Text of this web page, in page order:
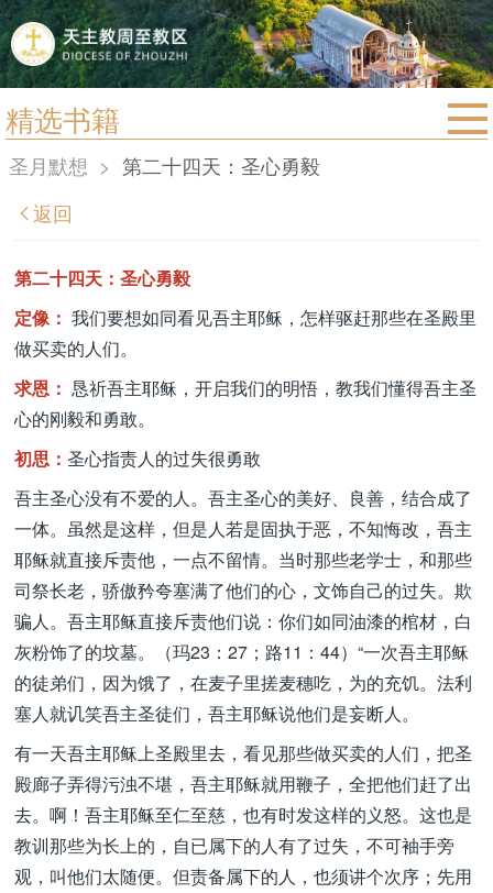
精选书籍
首页
宗教法规
教区简介
信仰文萃
教会圣月
圣月默想 > 第二十四天：圣心勇毅
返回
第二十四天：圣心勇毅
定像： 我们要想如同看见吾主耶稣，怎样驱赶那些在圣殿里
做买卖的人们。
求恩： 恳祈吾主耶稣，开启我们的明悟，教我们懂得吾主圣
心的刚毅和勇敢。
初思： 圣心指责人的过失很勇敢
吾主圣心没有不爱的人。吾主圣心的美好、良善，结合成了
一体。虽然是这样，但是人若是固执于恶，不知悔改，吾主
耶稣就直接斥责他，一点不留情。当时那些老学士，和那些
司祭长老，骄傲矜夸塞满了他们的心，文饰自己的过失。欺
骗人。吾主耶稣直接斥责他们说：你们如同油漆的棺材，白
灰粉饰了的坟墓。（玛23：27；路11：44）“一次吾主耶稣
的徒弟们，因为饿了，在麦子里搓麦穗吃，为的充饥。法利
塞人就讥笑吾主圣徒们，吾主耶稣说他们是妄断人。
有一天吾主耶稣上圣殿里去，看见那些做买卖的人们，把圣
殿廊子弄得污浊不堪，吾主耶稣就用鞭子，全把他们赶了出
去。啊！吾主耶稣至仁至慈，也有时发这样的义怒。这也是
教训那些为长上的，自已属下的人有了过失，不可袖手旁
观，叫他们太随便。但责备属下的人，也须讲个次序；先用